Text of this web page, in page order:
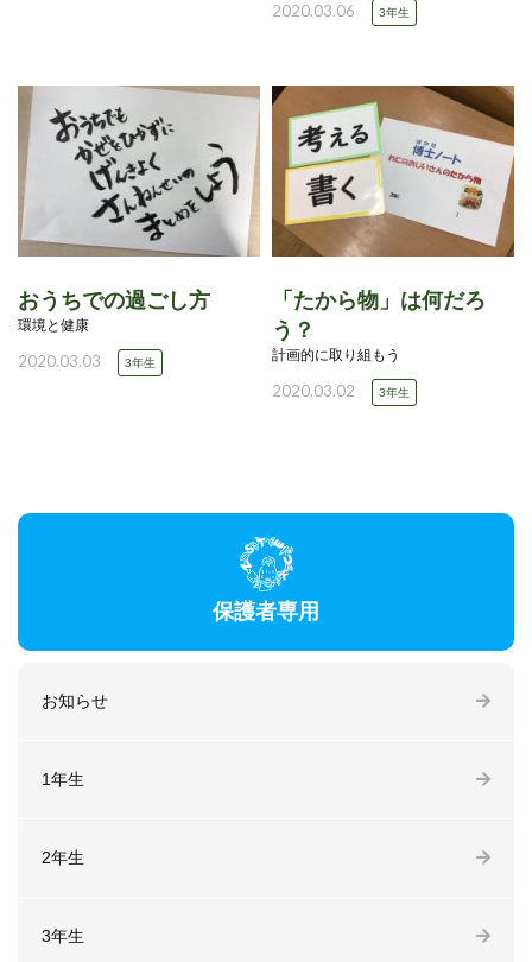
2020.03.06 3年生
おうちでの過ごし方
環境と健康
2020.03.03 3年生
「たから物」は何だろ
う？
計画的に取り組もう
2020.03.02 3年生
保護者専用
お知らせ
1年生
2年生
3年生